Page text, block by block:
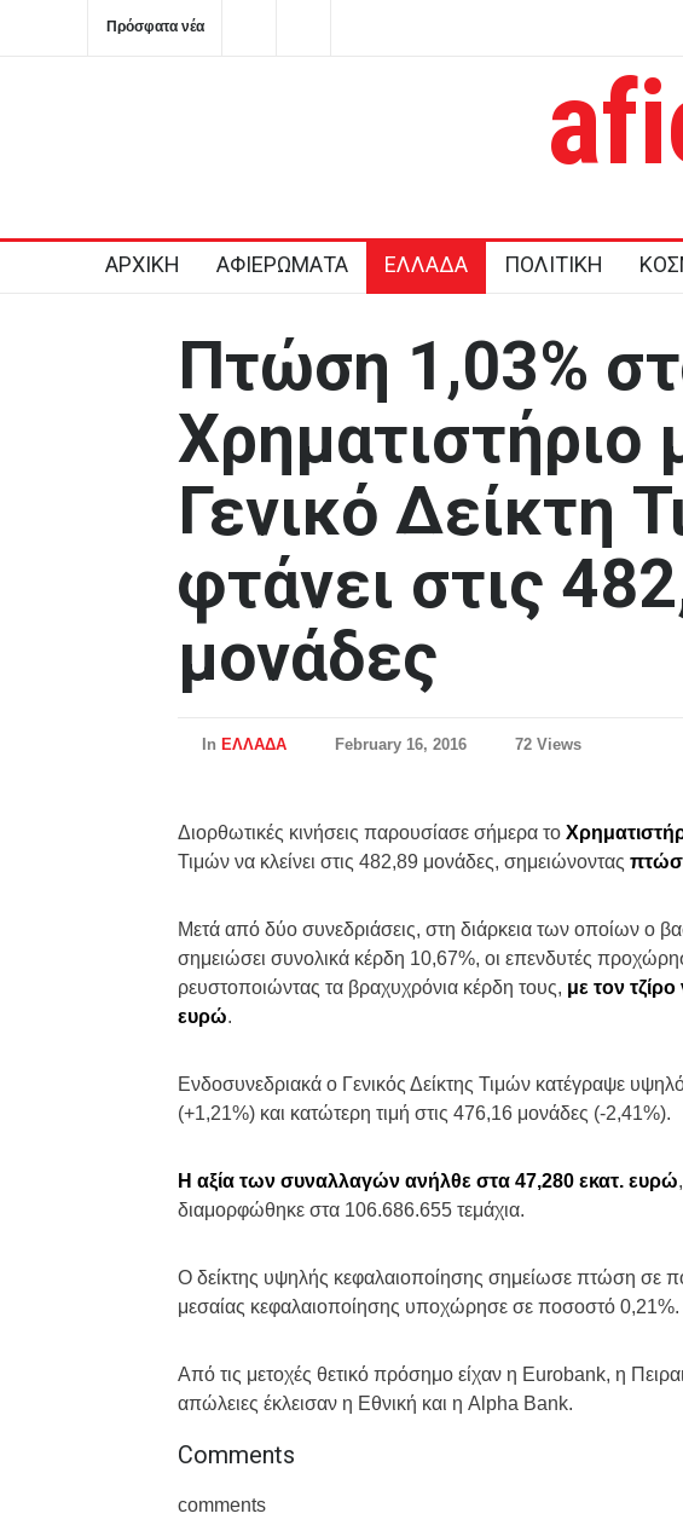
Πρόσφατα νέα
ΠΑΣΟΚ: Καταγγέλλει καθυστερήσεις
Κύπρου και ζητά πολιτική βούληση
σαφείς δεσμεύσεις από την
ΑΡΧΙΚΗ ΑΦΙΕΡΩΜΑΤΑ ΕΛΛΑΔΑ ΠΟΛΙΤΙΚΗ
Πτώση 1,03%
Χρηματιστήριο
Γενικό Δείκτη
φτάνει στις
μονάδες
In ΕΛΛΑΔΑ February 16, 2016 72 Views
Διορθωτικές κινήσεις παρουσίασε σήμερα το
Τιμών να κλείνει στις 482,89 μονάδες, σημειώνοντας
Μετά από δύο συνεδριάσεις, στη διάρκεια των οποίων ο
σημειώσει συνολικά κέρδη 10,67%, οι επενδυτές
ρευστοποιώντας τα βραχυχρόνια κέρδη τους, με τον
ευρώ.
Ενδοσυνεδριακά ο Γενικός Δείκτης Τιμών κατέγραψε
(+1,21%) και κατώτερη τιμή στις 476,16 μονάδες (-2,41%).
Η αξία των συναλλαγών ανήλθε στα 47,280 εκατ. ευρώ
διαμορφώθηκε στα 106.686.655 τεμάχια.
Ο δείκτης υψηλής κεφαλαιοποίησης σημείωσε πτώση σε
μεσαίας κεφαλαιοποίησης υποχώρησε σε ποσοστό 0,21%.
Από τις μετοχές θετικό πρόσημο είχαν η Eurobank, η
απώλειες έκλεισαν η Εθνική και η Alpha Bank.
Comments
comments